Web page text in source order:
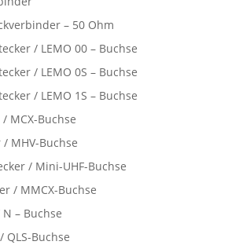
– 50 Ohm
/ LEMO 00 – Buchse
/ LEMO 0S – Buchse
/ LEMO 1S – Buchse
MCX-Buchse
/ MHV-Buchse
/ Mini-UHF-Buchse
/ MMCX-Buchse
– Buchse
QLS-Buchse